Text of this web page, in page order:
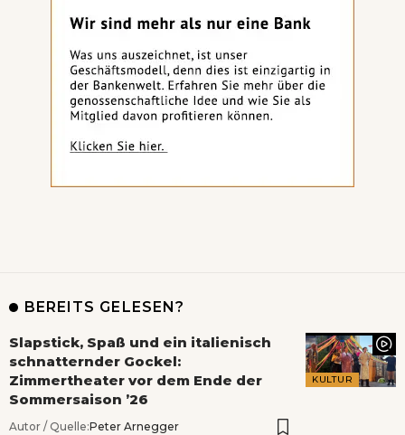
BEREITS GELESEN?
KULTUR
Slapstick, Spaß und ein italienisch
schnatternder Gockel:
Zimmertheater vor dem Ende der
Sommersaison ’26
Autor / Quelle:Peter Arnegger